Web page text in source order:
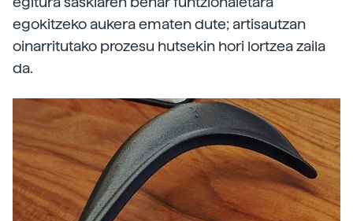
egokitzeko aukera ematen dute; artisautzan
oinarritutako prozesu hutsekin hori lortzea zaila
da.